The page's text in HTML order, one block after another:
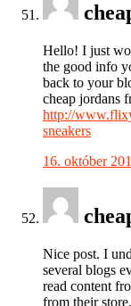
Hello! I just
the good info
back to your
cheap jordans
http://
sneakers
16. október
Nice post. I
several blogs
read content
from their